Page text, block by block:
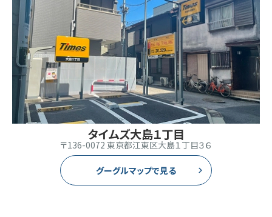
タイムズ大島１丁目
〒136-0072 東京都江東区大島１丁目３６
グーグルマップで見る